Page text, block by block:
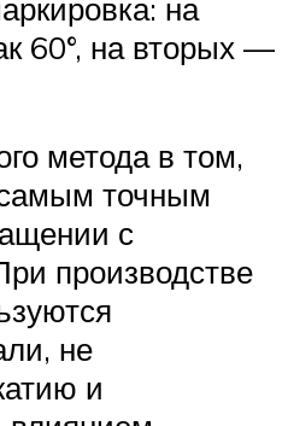
на
60°, на вторых —
метода в том,
точным
с
производстве
не
и